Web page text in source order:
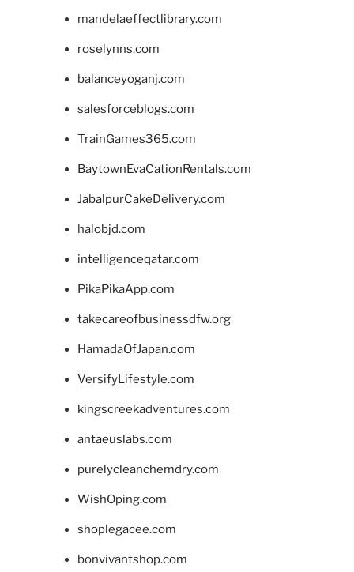
mandelaeffectlibrary.com
roselynns.com
balanceyoganj.com
salesforceblogs.com
TrainGames365.com
BaytownEvaCationRentals.com
JabalpurCakeDelivery.com
halobjd.com
intelligenceqatar.com
PikaPikaApp.com
takecareofbusinessdfw.org
HamadaOfJapan.com
VersifyLifestyle.com
kingscreekadventures.com
antaeuslabs.com
purelycleanchemdry.com
WishOping.com
shoplegacee.com
bonvivantshop.com